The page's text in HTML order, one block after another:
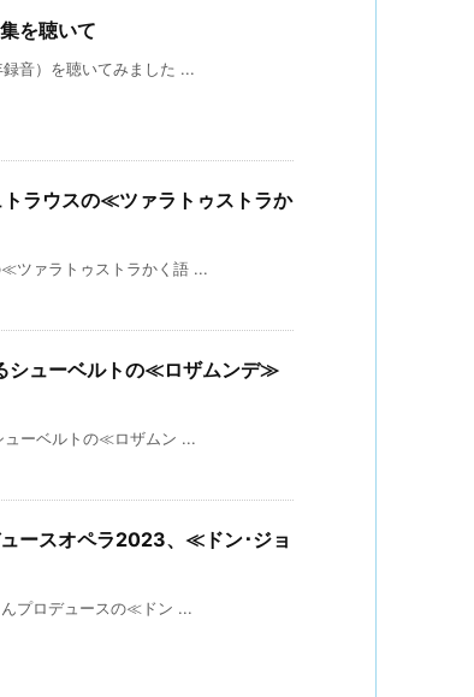
を聴いて
音）を聴いてみました ...
ラウスの≪ツァラトゥストラか
ツァラトゥストラかく語 ...
シューベルトの≪ロザムンデ≫
ューベルトの≪ロザムン ...
ースオペラ2023、≪ドン･ジョ
プロデュースの≪ドン ...